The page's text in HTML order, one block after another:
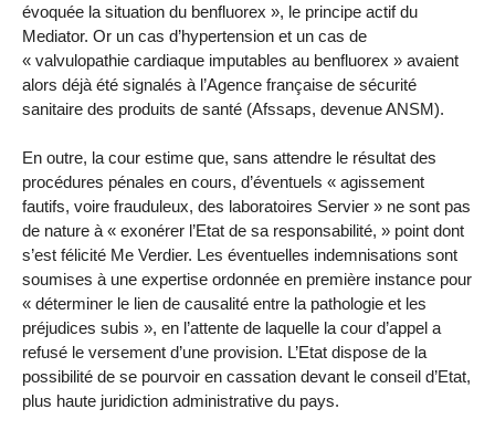
évoquée la situation du benfluorex », le principe actif du
Mediator. Or un cas d’hypertension et un cas de
« valvulopathie cardiaque imputables au benfluorex » avaient
alors déjà été signalés à l’Agence française de sécurité
sanitaire des produits de santé (Afssaps, devenue ANSM).
En outre, la cour estime que, sans attendre le résultat des
procédures pénales en cours, d’éventuels « agissement
fautifs, voire frauduleux, des laboratoires Servier » ne sont pas
de nature à « exonérer l’Etat de sa responsabilité, » point dont
s’est félicité Me Verdier. Les éventuelles indemnisations sont
soumises à une expertise ordonnée en première instance pour
« déterminer le lien de causalité entre la pathologie et les
préjudices subis », en l’attente de laquelle la cour d’appel a
refusé le versement d’une provision. L’Etat dispose de la
possibilité de se pourvoir en cassation devant le conseil d’Etat,
plus haute juridiction administrative du pays.